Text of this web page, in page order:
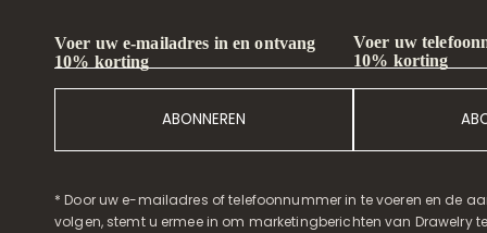
Voer uw e-mailadres in en ontvang
10% korting
ABONNEREN
Voer uw
10% korting
* Door uw e-mailadres of telefoonnummer in te voeren en de
volgen, stemt u ermee in om marketingberichten van Drawelry